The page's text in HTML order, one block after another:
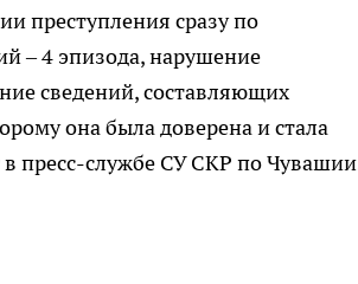
преступления сразу по
– 4 эпизода, нарушение
сведений, составляющих
она была доверена и стала
пресс-службе СУ СКР по